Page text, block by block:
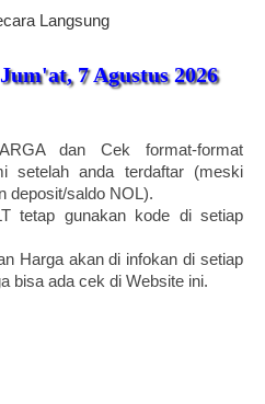
Langsung
Jum'at, 7 Agustus 2026
dan Cek format-format
setelah anda terdaftar (meski
deposit/saldo NOL).
tetap gunakan kode di setiap
Harga akan di infokan di setiap
bisa ada cek di Website ini.